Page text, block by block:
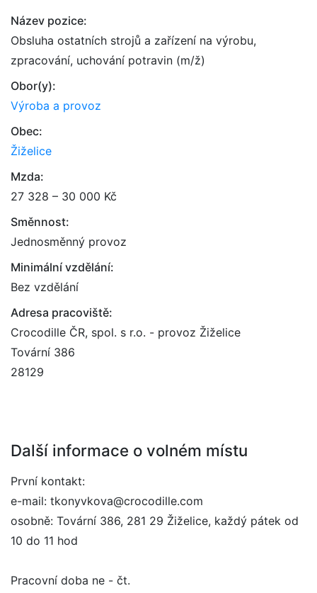
Název pozice:
Obsluha ostatních strojů a zařízení na výrobu,
zpracování, uchování potravin (m/ž)
Obor(y):
Výroba a provoz
Obec:
Žiželice
Mzda:
27 328 – 30 000 Kč
Směnnost:
Jednosměnný provoz
Minimální vzdělání:
Bez vzdělání
Adresa pracoviště:
Crocodille ČR, spol. s r.o. - provoz Žiželice
Tovární 386
28129
Další informace o volném místu
První kontakt:
e-mail: tkonyvkova@crocodille.com
osobně: Tovární 386, 281 29 Žiželice, každý pátek od
10 do 11 hod
Pracovní doba ne - čt.